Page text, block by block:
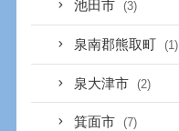
池田市 (3)
泉南郡熊取町 (1)
泉大津市 (2)
箕面市 (7)